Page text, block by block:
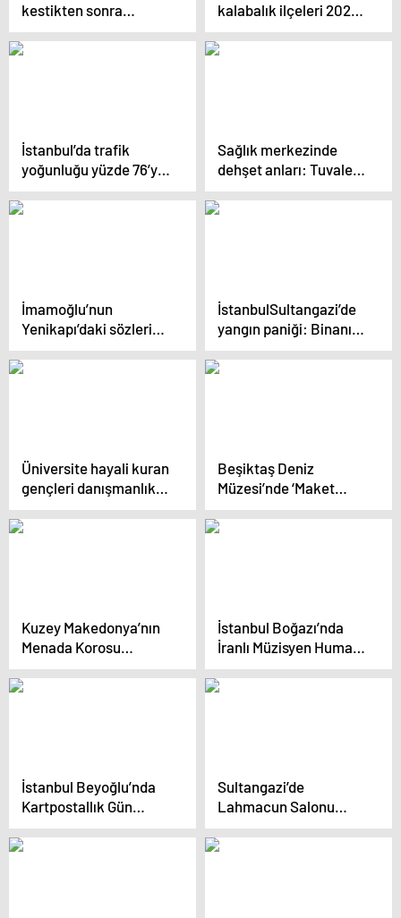
kestikten sonra
balkondan atan cani
evlat Ali Sayan
kalabalık ilçeleri 2024
güncel liste! Bu ilçenin
nüfusu 57 şehri geride
İstanbul’da trafik
yoğunluğu yüzde 76’ya
ulaştı
Sağlık merkezinde
dehşet anları: Tuvalet
kapısı kilitli diye bakın
ne yaptı!
İmamoğlu’nun
Yenikapı’daki sözleri
kulisleri
hareketlendirdi:
İstanbulSultangazi’de
yangın paniği: Binanın
çatısı bir anda alev
aldı!
Üniversite hayali kuran
gençleri danışmanlık
vaadiyle dolandırmışlar
Beşiktaş Deniz
Müzesi’nde ‘Maket
Sergisi’ ziyarete açıldı
Kuzey Makedonya’nın
Menada Korosu
İstanbul’da Konser
Verdi
İstanbul Boğazı’nda
İranlı Müzisyen Human
Ghasemnataj
Fokoloei’nin Sokak
İstanbul Beyoğlu’nda
Kartpostallık Gün
Batımı
Sultangazi’de
Lahmacun Salonu
Hırsızlığı